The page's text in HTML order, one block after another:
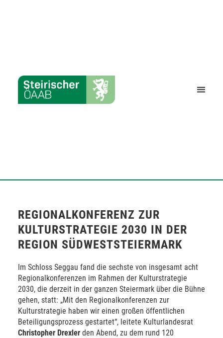
REGIONALKONFERENZ ZUR
KULTURSTRATEGIE 2030 IN DER
REGION SÜDWESTSTEIERMARK
Im Schloss Seggau fand die sechste von insgesamt acht
Regionalkonferenzen im Rahmen der Kulturstrategie
2030, die derzeit in der ganzen Steiermark über die Bühne
gehen, statt: „Mit den Regionalkonferenzen zur
Kulturstrategie haben wir einen großen öffentlichen
Beteiligungsprozess gestartet“, leitete Kulturlandesrat
Christopher Drexlerden Abend, zu dem rund 120